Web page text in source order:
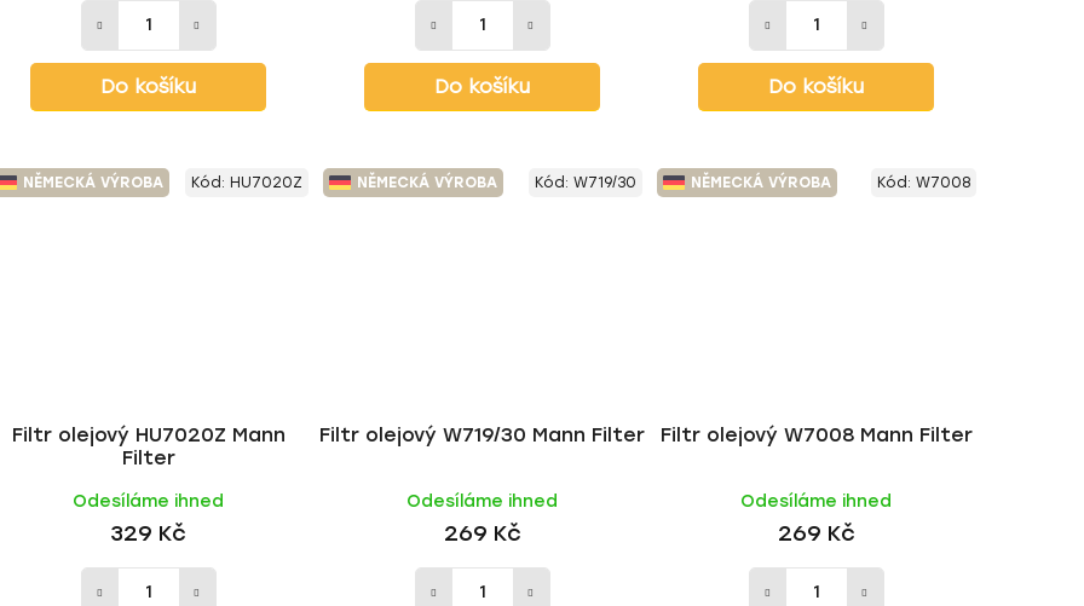
Do košíku Do košíku Do košíku
NĚMECKÁ VÝROBA
Filtr olejový HU7020Z Mann
Filter
Odesíláme ihned
329 Kč
Kód: HU7020Z NĚMECKÁ VÝROBA
Filtr olejový W719/30 Mann Filter
Odesíláme ihned
269 Kč
Kód: W719/30 NĚMECKÁ VÝROBA
Filtr olejový W7008 Mann Filter
Odesíláme ihned
269 Kč
Kód: W7008